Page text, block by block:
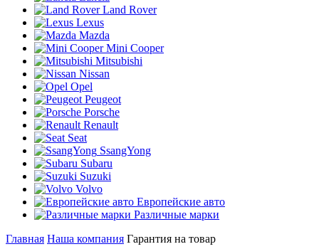
Land Rover
Lexus
Mazda
Mini Cooper
Mitsubishi
Nissan
Opel
Peugeot
Porsche
Renault
Seat
SsangYong
Subaru
Suzuki
Volvo
Европейские авто
Различные марки
Главная Наша компания Гарантия на товар